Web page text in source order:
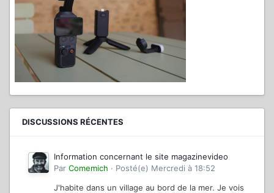
DISCUSSIONS RÉCENTES
Information concernant le site magazinevideo
Par Comemich · Posté(e) Mercredi à 18:52
J'habite dans un village au bord de la mer. Je vois